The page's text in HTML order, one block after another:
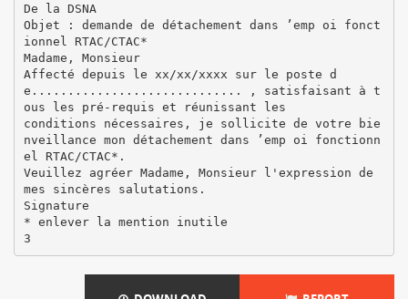
De la DSNA
Objet : demande de détachement dans ’emp oi fonct
ionnel RTAC/CTAC*
Madame, Monsieur
Affecté depuis le xx/xx/xxxx sur le poste d
e............................. , satisfaisant à t
ous les pré-requis et réunissant les
conditions nécessaires, je sollicite de votre bie
nveillance mon détachement dans ’emp oi fonctionn
el RTAC/CTAC*.
Veuillez agréer Madame, Monsieur l'expression de
mes sincères salutations.
Signature
* enlever la mention inutile